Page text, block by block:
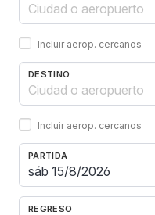
Incluir aerop. cercanos
DESTINO
Incluir aerop. cercanos
PARTIDA
REGRESO